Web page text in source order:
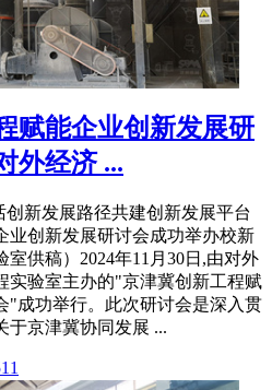
赋能企业创新发展研
外经济 ...
创新发展路径共建创新发展平台
业创新发展研讨会成功举办校新
室供稿）2024年11月30日,由对外
实验室主办的"京津冀创新工程赋
"成功举行。此次研讨会是深入贯
于京津冀协同发展 ...